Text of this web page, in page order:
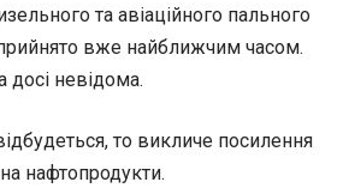
та авіаційного пального
вже найближчим часом.
досі невідома.
то викличе посилення
нафтопродукти.